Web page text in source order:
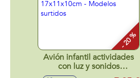
- 20 %
Avión infantil actividades
con luz y sonidos
17x11x10cm - Modelos